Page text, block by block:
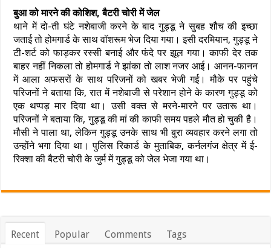
बुआ को मारने की कोशिश, बैटरी चोरी में जेल
थाने में दो-ती घंटे नशेबाजी करने के बाद गुड्डू ने सुबह शौच की इच्छा
जताई तो होमगार्ड के साथ वॉशरूम भेज दिया गया। इसी दरमियान, गुड्डू ने
टी-शर्ट को फाड़कर रस्सी बनाई और फंदे पर झूल गया। काफी देर तक
बाहर नहीं निकला तो होमगार्ड ने झांका तो लाश नजर आई। आनन-फानन
में आला अफसरों के साथ परिजनों को खबर भेजी गई। मौके पर पहुंचे
परिजनों ने बताया कि, रात में नशेबाजी से परेशान होने के कारण गुड्डू को
एक थप्पड़ मार दिया था। उसी वक्त से मरने-मारने पर उतारू था।
परिजनों ने बताया कि, गुड्डू की मां की काफी समय पहले मौत हो चुकी है।
मौसी ने पाला था, लेकिन गुड्डू उनके साथ भी बुरा व्यवहार करने लगा तो
उन्होंने भगा दिया था। पुलिस रिकार्ड के मुताबिक, कर्नलगंज क्षेत्र में ई-
रिक्शा की बैटरी चोरी के जुर्म में गुड्डू को जेल भेजा गया था।
Recent Popular Comments Tags